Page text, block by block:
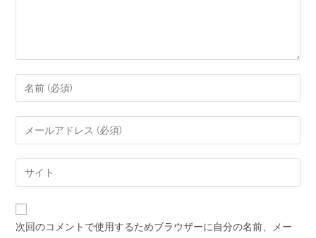
次回のコメントで使用するためブラウザーに自分の名前、メー